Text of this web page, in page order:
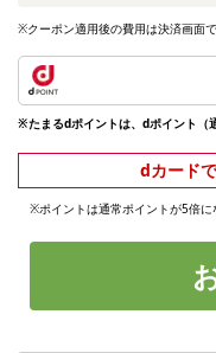
※クーポン適用後の費用は決済画面
※たまるdポイントは、dポイント（
dカード
※ポイントは通常ポイントが5倍に